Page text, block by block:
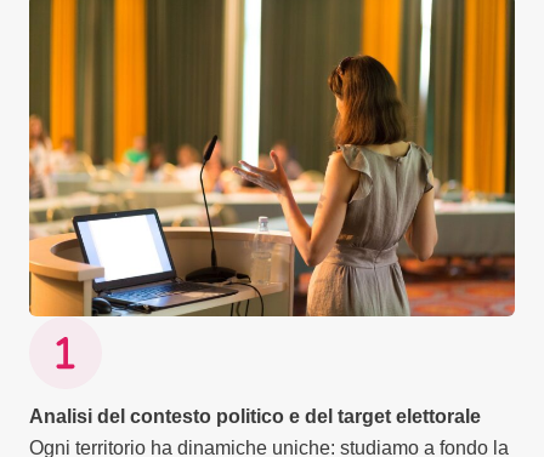
Analisi del contesto politico e del target elettorale
Ogni territorio ha dinamiche uniche: studiamo a fondo la